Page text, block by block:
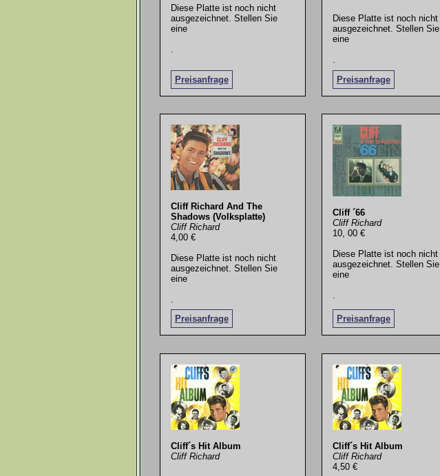
Diese Platte ist noch nicht
ausgezeichnet. Stellen Sie
eine
Preisanfrage
.
Diese Platte ist noch nicht
ausgezeichnet. Stellen Sie
eine
Preisanfrage
.
Cliff Richard And The
Shadows (Volksplatte)
Cliff Richard
4,00 €
Diese Platte ist noch nicht
ausgezeichnet. Stellen Sie
eine
Preisanfrage
Cliff ´66
Cliff Richard
10, 00 €
Diese Platte ist noch nicht
ausgezeichnet. Stellen Sie
eine
Preisanfrage
Cliff´s Hit Album
Cliff Richard
Cliff´s Hit Album
Cliff Richard
4,50 €